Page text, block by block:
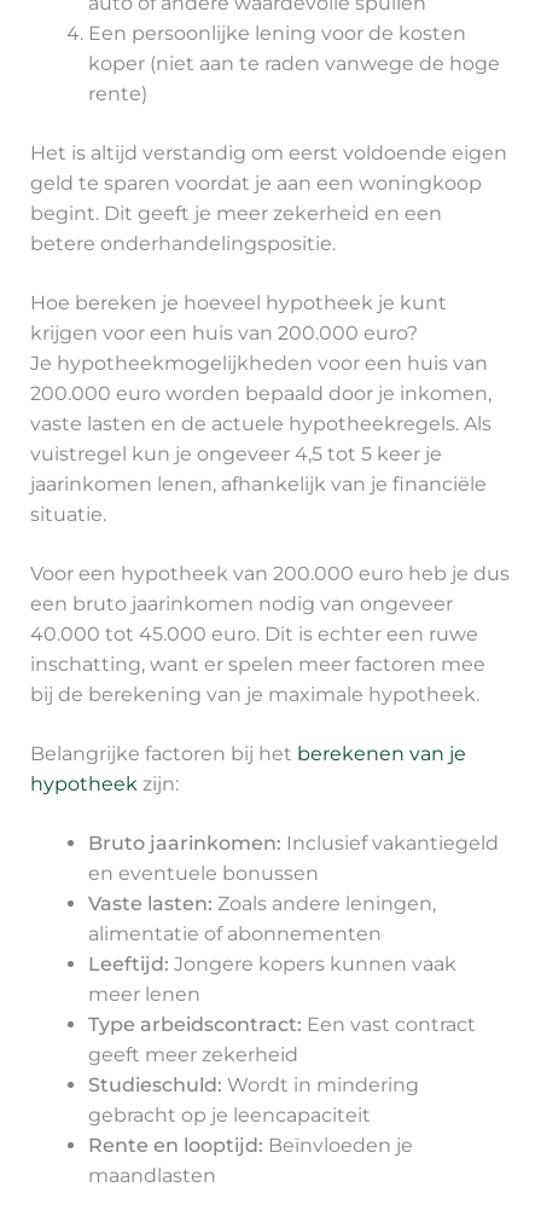
Een persoonlijke lening voor de kosten
koper (niet aan te raden vanwege de hoge
rente)
Het is altijd verstandig om eerst voldoende eigen
geld te sparen voordat je aan een woningkoop
begint. Dit geeft je meer zekerheid en een
betere onderhandelingspositie.
Hoe bereken je hoeveel hypotheek je kunt
krijgen voor een huis van 200.000 euro?
Je hypotheekmogelijkheden voor een huis van
200.000 euro worden bepaald door je inkomen,
vaste lasten en de actuele hypotheekregels. Als
vuistregel kun je ongeveer 4,5 tot 5 keer je
jaarinkomen lenen, afhankelijk van je financiële
situatie.
Voor een hypotheek van 200.000 euro heb je dus
een bruto jaarinkomen nodig van ongeveer
40.000 tot 45.000 euro. Dit is echter een ruwe
inschatting, want er spelen meer factoren mee
bij de berekening van je maximale hypotheek.
Belangrijke factoren bij het berekenen van je
hypotheekzijn:
Bruto jaarinkomen: Inclusief vakantiegeld
en eventuele bonussen
Vaste lasten: Zoals andere leningen,
alimentatie of abonnementen
Leeftijd: Jongere kopers kunnen vaak
meer lenen
Type arbeidscontract: Een vast contract
geeft meer zekerheid
Studieschuld: Wordt in mindering
gebracht op je leencapaciteit
Rente en looptijd: Beïnvloeden je
maandlasten